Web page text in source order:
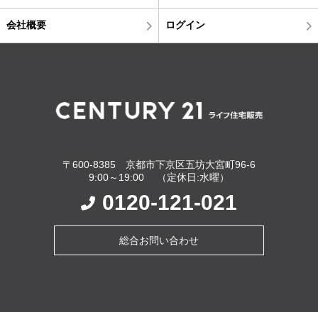
会社概要 ログイン
〒600-8385 京都市下京区五坊大宮町96-6
9:00～19:00 （定休日:水曜）
0120-121-021
総合お問い合わせ